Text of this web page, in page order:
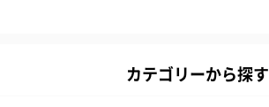
カテゴリーから探す